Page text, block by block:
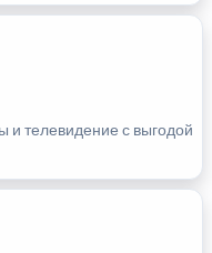
и телевидение с выгодой